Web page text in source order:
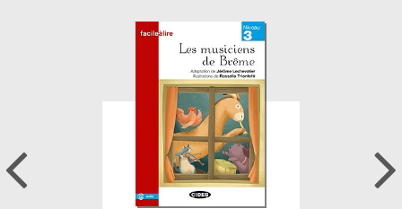
Previous